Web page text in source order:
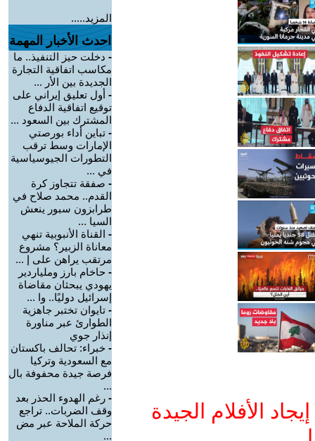
الأفلام الجيدة
المزيد.....
احدث الأخبار المهمة
- دخلت حيز التنفيذ.. ما
مكاسب اتفاقية التجارة
الجديدة بين الأر ...
- أول تعليق إيراني على
توقيع اتفاقية الدفاع
المشترك بين السعود ...
- تباين أداء بورصتي
الإمارات وسط ترقب
التطورات الجيوسياسية
في ...
- صفقة تتجاوز كرة
القدم.. محمد صلاح في
طرابزون سبور ينعش
السيا ...
- القناة الأنبوبية تنهي
معاناة الزبير؟ مشروع
مرتقب يراهن على إ ...
- حاخام بارز وملياردير
يهودي يبحثان مقاضاة
إسرائيل دوليًا.. وا ...
- تايوان تختبر جاهزية
الطوارئ عبر مناورة
إنذار جوي
- خبراء: تحالف باكستان
مع السعودية وتركيا
فرصة جيدة محفوفة بال
...
- رغم الهدوء الحذر بعد
وقف الضربات.. تراجع
حركة الملاحة عبر مض
...